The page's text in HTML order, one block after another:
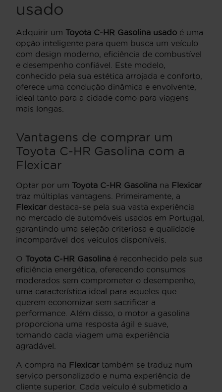
usado
Adquirir um Toyota C-HR Gasolina usado é uma
opção inteligente para quem busca um veículo
com design moderno, eficiência de combustível
e desempenho confiável. Este modelo,
conhecido pela sua estética arrojada e conforto,
oferece uma condução dinâmica e envolvente,
ideal tanto para a cidade como para viagens
mais longas.
Vantagens de comprar um
Toyota C-HR Gasolina com a
Flexicar
Optar por um Toyota C-HR Gasolina na Flexicar
traz múltiplas vantagens. Primeiramente, a
Flexicardestaca-se pela sua vasta experiência
no mercado de automóveis usados em Portugal,
garantindo uma seleção criteriosa e qualidade
incomparável dos veículos disponíveis.
O Toyota C-HR Gasolina é reconhecido pela sua
eficiência energética, oferecendo consumos
moderados sem comprometer o desempenho,
uma característica ideal para aqueles que
querem economizar sem sacrificar a
performance. Além disso, o motor a gasolina
proporciona uma resposta ágil e suave,
tornando cada viagem uma experiência
agradável.
A compra na Flexicartambém se traduz num
serviço personalizado e numa experiência de
cliente superior. Cada veículo é submetido a